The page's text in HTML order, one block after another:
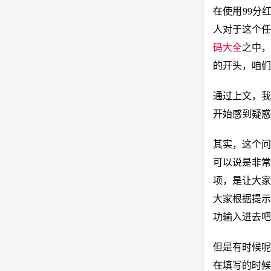
在使用99分
人对于这个
码大全之中
的开头，咱
通过上文，
开始感到疑
其实，这个
可以说是非
项，是让大
大家根据提
功输入进去
但是有时候
在填写的时